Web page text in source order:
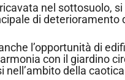
nel sottosuolo,
di deterioramento
l’opportunità di
con il giardino
nell’ambito della